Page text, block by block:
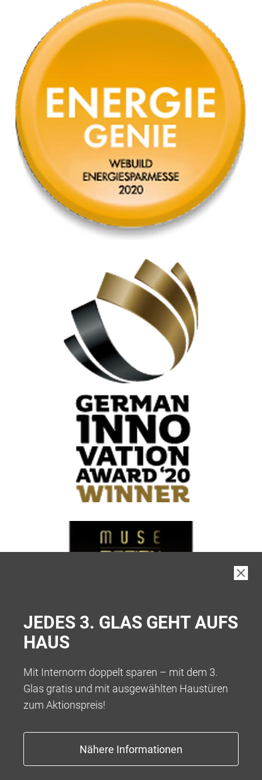
JEDES 3. GLAS GEHT AUFS
HAUS
Mit Internorm doppelt sparen – mit dem 3.
Glas gratis und mit ausgewählten Haustüren
zum Aktionspreis!